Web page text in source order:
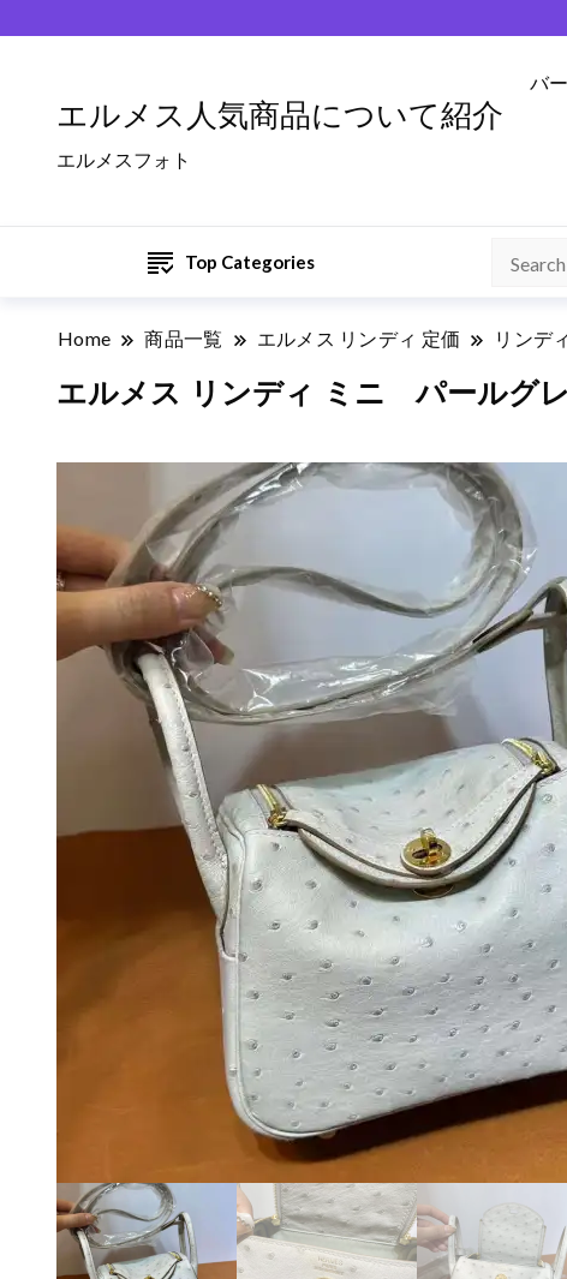
エルメス人気商品について紹介
エルメスフォト
バ
Top Categories
Home 商品一覧 エルメス リンディ 定価 リンデ
エルメス リンディ ミニ パールグ